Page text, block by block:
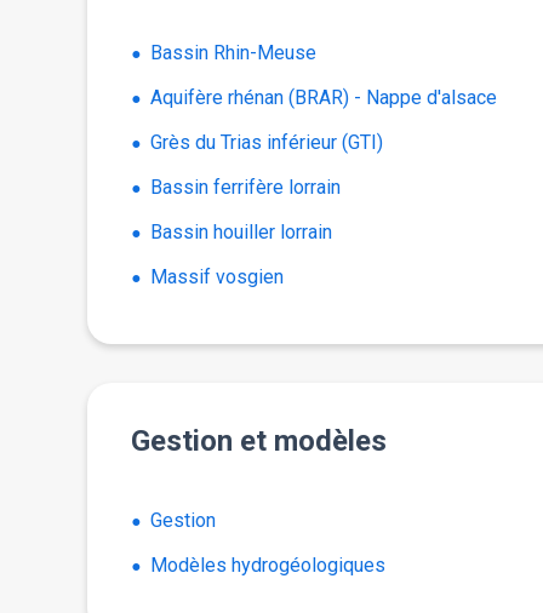
Bassin Rhin-Meuse
Aquifère rhénan (BRAR) - Nappe d'alsace
Grès du Trias inférieur (GTI)
Bassin ferrifère lorrain
Bassin houiller lorrain
Massif vosgien
Gestion et modèles
Gestion
Modèles hydrogéologiques